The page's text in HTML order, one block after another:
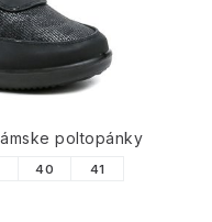
poltopánky
40 41